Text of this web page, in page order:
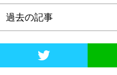
過去の記事
